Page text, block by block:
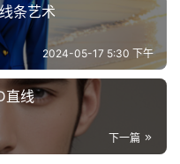
条艺术
2024-05-17 5:30 下午
直线
下一篇